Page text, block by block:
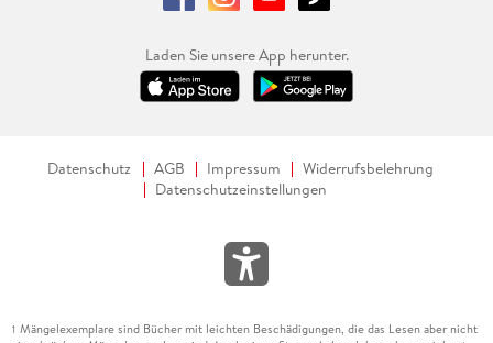
Laden Sie unsere App herunter.
Datenschutz AGB Impressum
Widerrufsbelehrung
Datenschutzeinstellungen
1 Mängelexemplare sind Bücher mit leichten Beschädigungen, die das Lesen aber nicht